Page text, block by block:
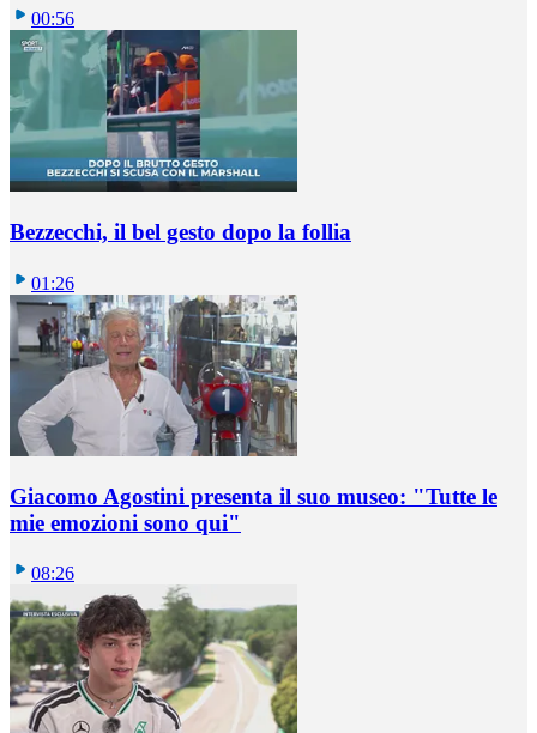
00:56
Bezzecchi, il bel gesto dopo la follia
01:26
Giacomo Agostini presenta il suo museo: "Tutte le
mie emozioni sono qui"
08:26